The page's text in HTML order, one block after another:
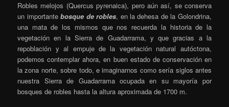
Robles melojos (Quercus pyrenaica), pero aún así, se conserva
un importantebosque de robles, en la dehesa de la Golondrina,
una mata de los mismos que nos recuerda la historia de la
vegetación en la Sierra de Guadarrama, y que gracias a la
repoblación y al empuje de la vegetación natural autóctona,
podemos contemplar ahora, en buen estado de conservación en
la zona norte, sobre todo, e imaginarnos como sería siglos antes
nuestra Sierra de Guadarrama ocupada en su mayoría por
bosques de robles hasta la altura aproximada de 1700 m.